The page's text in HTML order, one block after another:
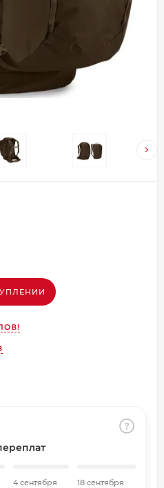
4 сентября 18 сентября
только
банка
раз в